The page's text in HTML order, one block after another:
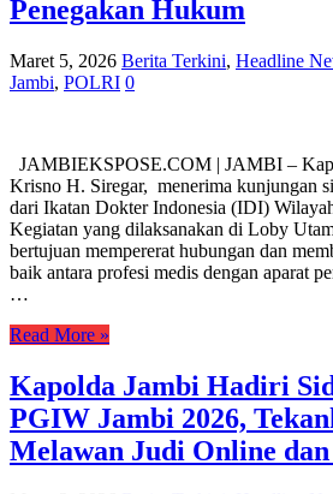
Penegakan Hukum
Maret 5, 2026 Berita Terkini, Headline
Jambi, POLRI 0
JAMBIEKSPOSE.COM | JAMBI –
Krisno H. Siregar, menerima kunjungan
dari Ikatan Dokter Indonesia (IDI)
Kegiatan yang dilaksanakan di Loby
bertujuan mempererat hubungan dan
baik antara profesi medis dengan aparat
…
Read More »
Kapolda Jambi Hadiri
PGIW Jambi 2026,
Melawan Judi Online